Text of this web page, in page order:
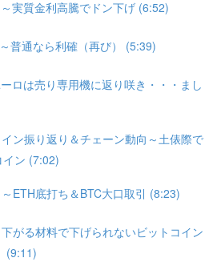
実質金利高騰でドン下げ (6:52)
普通なら利確（再び） (5:39)
ロは売り専用機に返り咲き・・・まし
ン振り返り＆チェーン動向～土俵際で
ン (7:02)
ETH底打ち＆BTC大口取引 (8:23)
がる材料で下げられないビットコイン
(9:11)